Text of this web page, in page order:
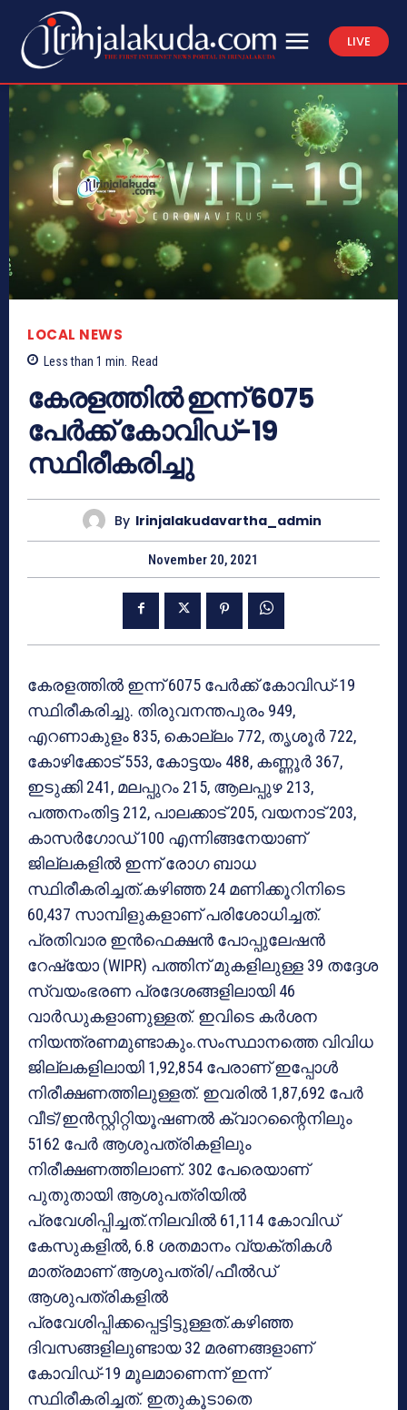
LIVE
LOCAL NEWS
Less than 1 min. Read
കേരളത്തില്‍ ഇന്ന് 6075
പേര്‍ക്ക് കോവിഡ്-19
സ്ഥിരീകരിച്ചു
By Irinjalakudavartha_admin
November 20, 2021
കേരളത്തില്‍ ഇന്ന് 6075 പേര്‍ക്ക് കോവിഡ്-19
സ്ഥിരീകരിച്ചു. തിരുവനന്തപുരം 949,
എറണാകുളം 835, കൊല്ലം 772, തൃശൂര്‍ 722,
കോഴിക്കോട് 553, കോട്ടയം 488, കണ്ണൂര്‍ 367,
ഇടുക്കി 241, മലപ്പുറം 215, ആലപ്പുഴ 213,
പത്തനംതിട്ട 212, പാലക്കാട് 205, വയനാട് 203,
കാസര്‍ഗോഡ് 100 എന്നിങ്ങനേയാണ്
ജില്ലകളില്‍ ഇന്ന് രോഗ ബാധ
സ്ഥിരീകരിച്ചത്.കഴിഞ്ഞ 24 മണിക്കൂറിനിടെ
60,437 സാമ്പിളുകളാണ് പരിശോധിച്ചത്.
പ്രതിവാര ഇന്‍ഫെക്ഷന്‍ പോപ്പുലേഷന്‍
റേഷ്യോ (WIPR) പത്തിന് മുകളിലുള്ള 39 തദ്ദേശ
സ്വയംഭരണ പ്രദേശങ്ങളിലായി 46
വാര്‍ഡുകളാണുള്ളത്. ഇവിടെ കര്‍ശന
നിയന്ത്രണമുണ്ടാകും.സംസ്ഥാനത്തെ വിവിധ
ജില്ലകളിലായി 1,92,854 പേരാണ് ഇപ്പോള്‍
നിരീക്ഷണത്തിലുള്ളത്. ഇവരില്‍ 1,87,692 പേര്‍
വീട്/ഇന്‍സ്റ്റിറ്റിയൂഷണല്‍ ക്വാറന്റൈനിലും
5162 പേര്‍ ആശുപത്രികളിലും
നിരീക്ഷണത്തിലാണ്. 302 പേരെയാണ്
പുതുതായി ആശുപത്രിയില്‍
പ്രവേശിപ്പിച്ചത്.നിലവില്‍ 61,114 കോവിഡ്
കേസുകളില്‍, 6.8 ശതമാനം വ്യക്തികള്‍
മാത്രമാണ് ആശുപത്രി/ഫീല്‍ഡ്
ആശുപത്രികളില്‍
പ്രവേശിപ്പിക്കപ്പെട്ടിട്ടുള്ളത്.കഴിഞ്ഞ
ദിവസങ്ങളിലുണ്ടായ 32 മരണങ്ങളാണ്
കോവിഡ്-19 മൂലമാണെന്ന് ഇന്ന്
സ്ഥിരീകരിച്ചത്. ഇതുകൂടാതെ